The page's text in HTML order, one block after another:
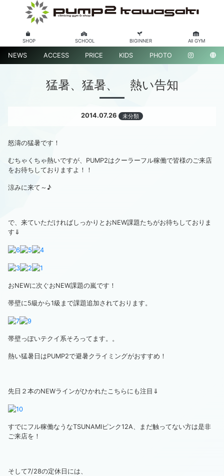
SHOP SCHOOL BIGINNER All GYM
NEWS ACCESS PRICE KIDS PHOTO
猛暑、猛暑、 熱い告知
2014.07.26 未分類
怒濤の猛暑です！
むちゃくちゃ熱いですが、PUMP2はクーラーフル稼働で皆様のご来店
をお待ちしておりますよ！！
涼みに来て～♪
で、来ていただければしっかりとおNEW課題たちがお待ちしておりま
す⇓
おNEWに次ぐおNEW課題の嵐です！
帯壁に5級から1級まで課題追加されております。
帯壁っぽいテクイ系そろってます。。
熱い猛暑日はPUMP2で避暑クライミングがおすすめ！
先日２本のNEWラインがひかれたこちらにも注目⇓
すでにフル稼働なうなTSUNAMIピンク12A、まだ触ってない方は是非
ご来店を！
そして7/28の定休日には、